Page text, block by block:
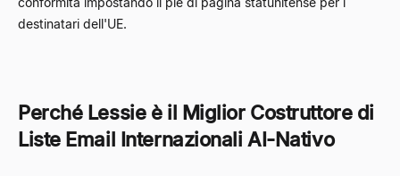
destinatari dell'UE.
Perché Lessie è il Miglior Costruttore di
Liste Email Internazionali AI-Nativo